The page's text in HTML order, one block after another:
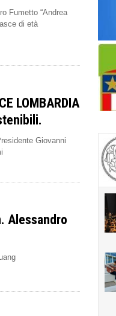
Fumetto “Andrea
di età
LOMBARDIA
Giovanni
Alessandro